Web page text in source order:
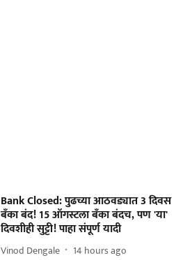
Bank Closed: पुढच्या आठवड्यात 3 दिवस
बँका बंद! 15 ऑगस्टला बँका बंदच, पण 'या'
दिवशीही सुट्टी! पाहा संपूर्ण यादी
Vinod Dengale 14 hours ago